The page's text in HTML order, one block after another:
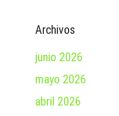
Archivos
junio 2026
mayo 2026
abril 2026